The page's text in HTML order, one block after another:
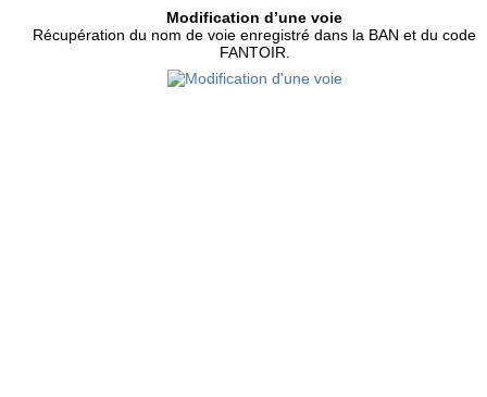
Modification d’une voie
Récupération du nom de voie enregistré dans la BAN et du code
FANTOIR.